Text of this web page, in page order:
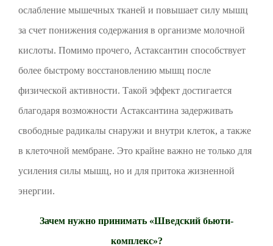
ослабление мышечных тканей и повышает силу мышц
за счет понижения содержания в организме молочной
кислоты. Помимо прочего, Астаксантин способствует
более быстрому восстановлению мышц после
физической активности. Такой эффект достигается
благодаря возможности Астаксантина задерживать
свободные радикалы снаружи и внутри клеток, а также
в клеточной мембране. Это крайне важно не только для
усиления силы мышц, но и для притока жизненной
энергии.
Зачем нужно принимать «Шведский бьюти-
комплекс»?